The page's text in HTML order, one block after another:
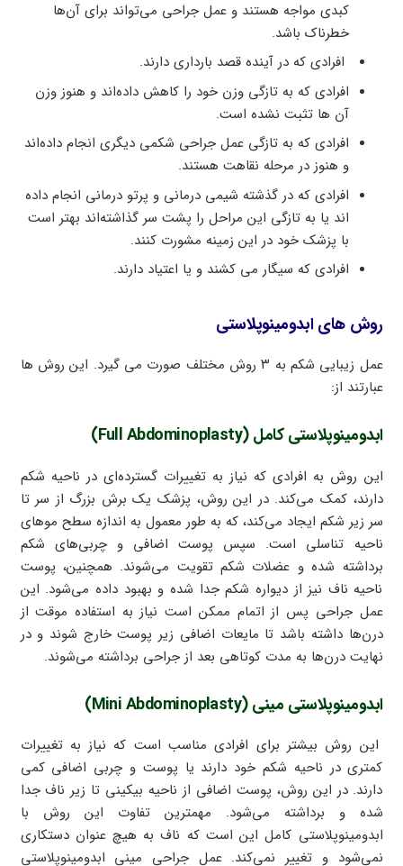
کبدی مواجه هستند و عمل جراحی می‌تواند برای آن‌ها
خطرناک باشد.
افرادی که در آینده قصد بارداری دارند.
افرادی که به تازگی وزن خود را کاهش داده‌اند و هنوز وزن
آن ها تثبت نشده است.
افرادی که به تازگی عمل جراحی شکمی دیگری انجام داده‌اند
و هنوز در مرحله نقاهت هستند.
افرادی که در گذشته شیمی درمانی و پرتو درمانی انجام داده
اند یا به تازگی این مراحل را پشت سر گذاشته‌اند بهتر است
با پزشک خود در این زمینه مشورت کنند.
افرادی که سیگار می کشند و یا اعتیاد دارند.
روش های ابدومینوپلاستی
عمل زیبایی شکم به ۳ روش مختلف صورت می گیرد. این روش ها
عبارتند از:
ابدومینوپلاستی کامل (Full Abdominoplasty)
این روش به افرادی که نیاز به تغییرات گسترده‌ای در ناحیه شکم
دارند، کمک می‌کند. در این روش، پزشک یک برش بزرگ از سر تا
سر زیر شکم ایجاد می‌کند، که به طور معمول به اندازه سطح موهای
ناحیه تناسلی است. سپس پوست اضافی و چربی‌های شکم
برداشته شده و عضلات شکم تقویت می‌شوند. همچنین، پوست
ناحیه ناف نیز از دیواره شکم جدا شده و بهبود داده می‌شود. این
عمل جراحی پس از اتمام ممکن است نیاز به استفاده موقت از
درن‌ها داشته باشد تا مایعات اضافی زیر پوست خارج شوند و در
نهایت درن‌ها به مدت کوتاهی بعد از جراحی برداشته می‌شوند.
ابدومینوپلاستی مینی (Mini Abdominoplasty)
این روش بیشتر برای افرادی مناسب است که نیاز به تغییرات
کمتری در ناحیه شکم خود دارند یا پوست و چربی اضافی کمی
دارند. در این روش، پوست اضافی از ناحیه بیکینی تا زیر ناف جدا
شده و برداشته می‌شود. مهمترین تفاوت این روش با
ابدومینوپلاستی کامل این است که ناف به هیچ عنوان دستکاری
نمی‌شود و تغییر نمی‌کند. عمل جراحی مینی ابدومینوپلاستی